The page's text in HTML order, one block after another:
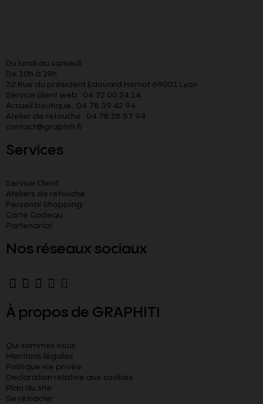
Du lundi au samedi
De 10h à 19h
32 Rue du président Edouard Herriot 69001 Lyon
Service client web : 04 72 00 24 14
Accueil boutique : 04 78 39 42 94
Atelier de retouche : 04 78 28 57 94
contact@graphiti.fr
Services
Service Client
Ateliers de retouche
Personal Shopping
Carte Cadeau
Partenariat
Nos réseaux sociaux
À propos de GRAPHITI
Qui sommes nous
Mentions légales
Politique vie privée
Declaration relative aux cookies​
Plan du site
Se rétracter